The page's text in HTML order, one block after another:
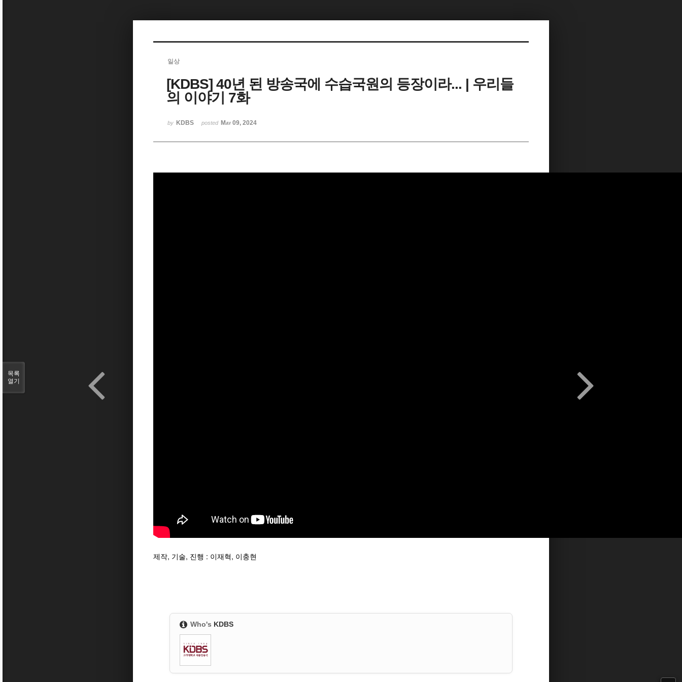
일상
[KDBS] 40년 된 방송국에 수습국원의 등장이라... | 우리들
의 이야기 7화
by KDBS posted May 09, 2024
제작, 기술, 진행 : 이재혁, 이충현
Who's KDBS
목록
열기
Sketchbook5, 스케치북5
Sketchbook5, 스케치북5